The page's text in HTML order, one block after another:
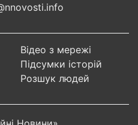
Відео з мережі
Підсумки історій
Розшук людей